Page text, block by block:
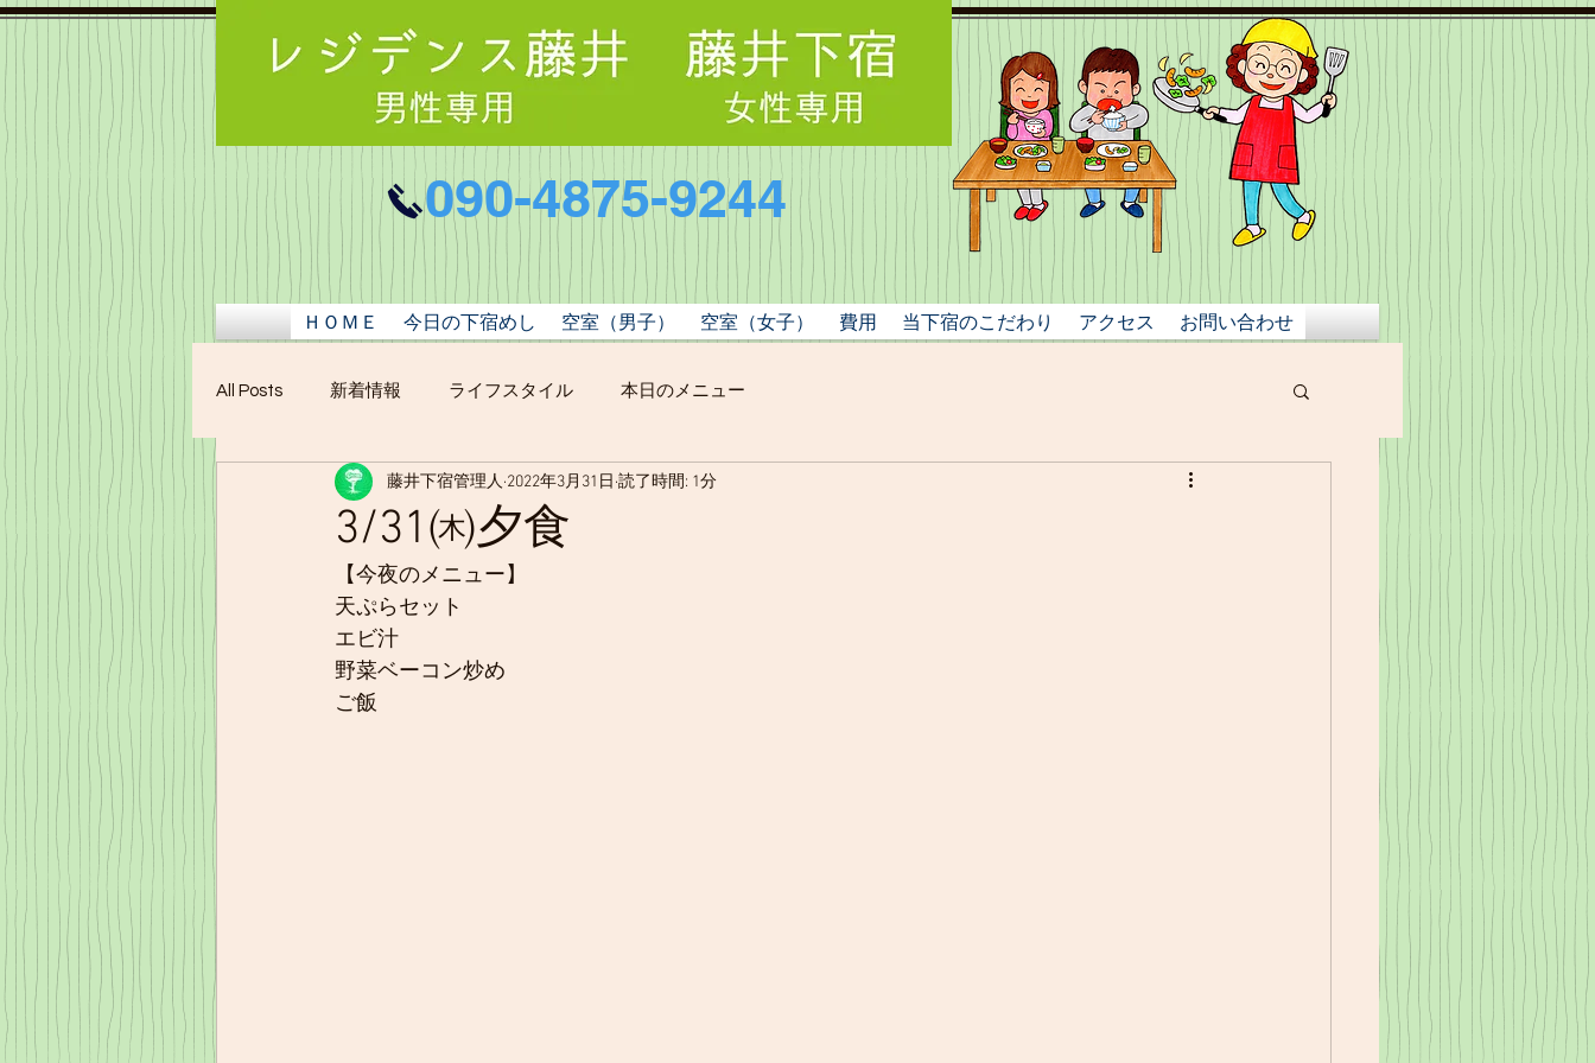
090-4875-9244
ＨＯＭＥ 今日の下宿めし 空室（男子） 空室（女子） 費用 当下宿のこだわり アクセス お問い合わせ
All Posts 新着情報 ライフスタイル 本日のメニュー
3/31㈭夕食
藤井下宿管理人 2022年3月31日 読了時間: 1分
【今夜のメニュー】
天ぷらセット
エビ汁
野菜ベーコン炒め
ご飯